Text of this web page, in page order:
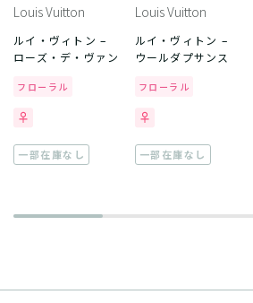
Louis Vuitton
ルイ・ヴィトン –
ローズ・デ・ヴァン
フローラル
一部在庫なし
Louis Vuitton
ルイ・ヴィトン –
ウールダプサンス
フローラル
一部在庫なし